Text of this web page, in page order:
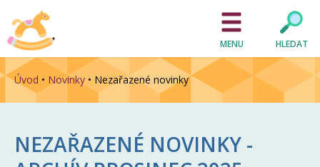
MENU HLEDAT
Úvod • Novinky • Nezařazené novinky
NEZAŘAZENÉ NOVINKY -